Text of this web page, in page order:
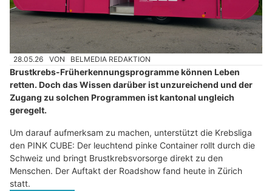
28.05.26 VON BELMEDIA REDAKTION
Brustkrebs-Früherkennungsprogramme können Leben
retten. Doch das Wissen darüber ist unzureichend und der
Zugang zu solchen Programmen ist kantonal ungleich
geregelt.
Um darauf aufmerksam zu machen, unterstützt die Krebsliga
den PINK CUBE: Der leuchtend pinke Container rollt durch die
Schweiz und bringt Brustkrebsvorsorge direkt zu den
Menschen. Der Auftakt der Roadshow fand heute in Zürich
statt.